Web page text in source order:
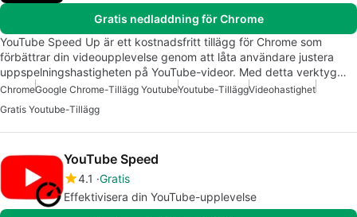
Gratis nedladdning för Chrome
YouTube Speed Up är ett kostnadsfritt tillägg för Chrome som
förbättrar din videoupplevelse genom att låta användare justera
uppspelningshastigheten på YouTube-videor. Med detta verktyg…
ChromeGoogle Chrome-Tillägg YoutubeYoutube-TilläggVideohastighet
Gratis Youtube-Tillägg
YouTube Speed
4.1 Gratis
Effektivisera din YouTube-upplevelse